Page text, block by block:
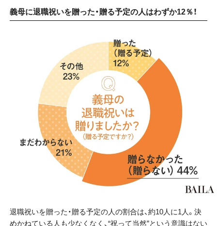
義母に退職祝いを贈った・贈る予定の人はわずか12％！
退職祝いを贈った・贈る予定の人の割合は、約10人に1人。決
めかねている人も少なくなく、“祝って当然”という意識はない